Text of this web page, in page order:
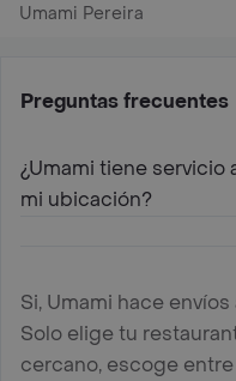
Umami Pereira
Preguntas frecuentes
¿Umami tiene
mi ubicación?
Si, Umami hace
Solo elige tu
cercano, escoge